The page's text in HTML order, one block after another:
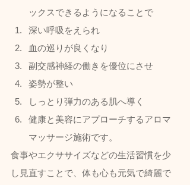
ックスできるようになることで
深い呼吸をえられ
血の巡りが良くなり
副交感神経の働きを優位にさせ
姿勢が整い
しっとり弾力のある肌へ導く
健康と美容にアプローチするアロマ
マッサージ施術です。
食事やエクササイズなどの生活習慣を少
し見直すことで、体も心も元気で綺麗で